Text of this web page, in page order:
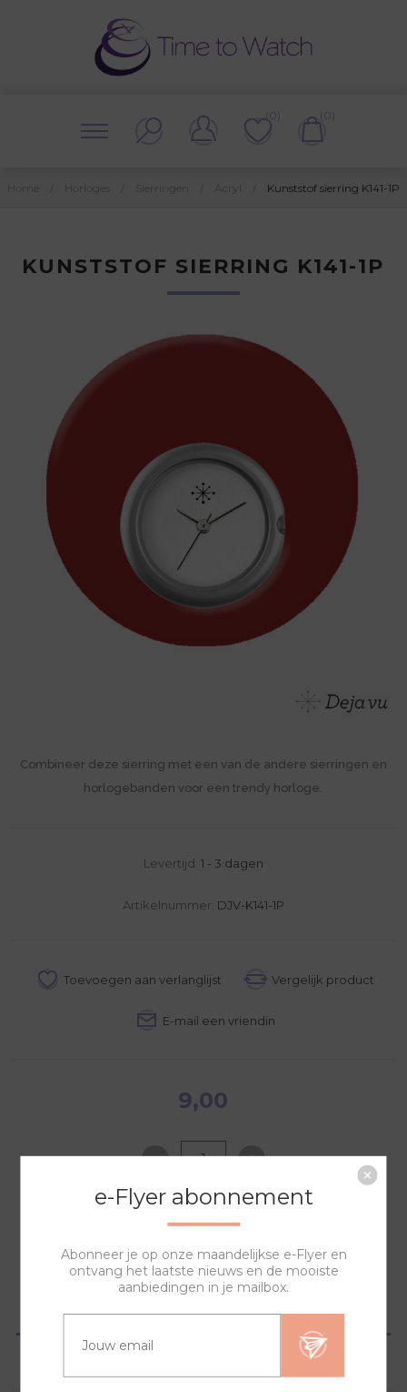
(0) (0)
Kunststof sierring K141-1P
KUNSTSTOF SIERRING K141-1P
Combineer deze sierring met een van de andere sierringen en
horlogebanden voor een trendy horloge.
Levertijd: 1 - 3 dagen
Artikelnummer: DJV-K141-1P
9,00
NAAR WINKELWAGEN
e-Flyer abonnement
Abonneer je op onze maandelijkse e-Flyer en
ontvang het laatste nieuws en de mooiste
aanbiedingen in je mailbox.